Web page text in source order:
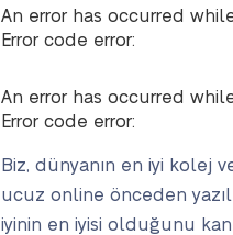
An error has occurred
Error code error:
An error has occurred
Error code error:
Biz, dünyanın en iyi kolej
ucuz online önceden
iyinin en iyisi olduğunu